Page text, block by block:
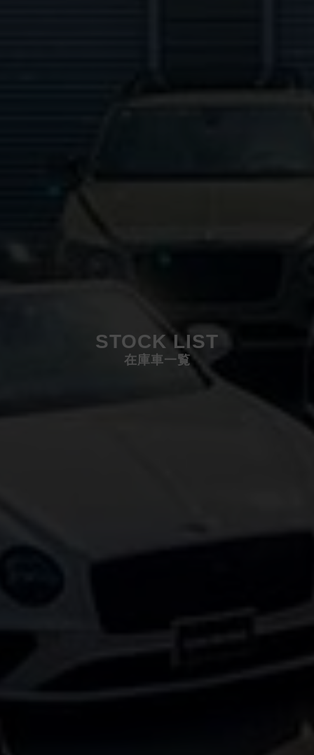
STOCK LIST
在庫車一覧